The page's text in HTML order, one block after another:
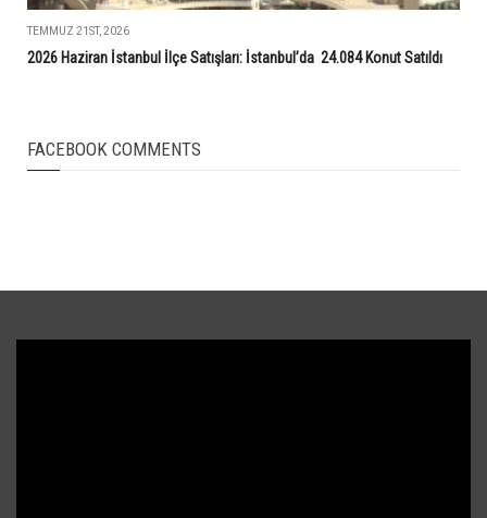
TEMMUZ 21ST, 2026
2026 Haziran İstanbul İlçe Satışları: İstanbul’da 24.084 Konut Satıldı
FACEBOOK COMMENTS